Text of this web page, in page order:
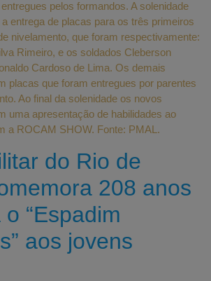
pelos formandos. A solenidade
entrega de placas para os três primeiros
nivelamento, que foram respectivamente:
Rimeiro, e os soldados Cleberson
Cardoso de Lima. Os demais
placas que foram entregues por parentes
Ao final da solenidade os novos
uma apresentação de habilidades ao
a ROCAM SHOW. Fonte: PMAL.
do Rio de
208 anos
“Espadim
aos jovens